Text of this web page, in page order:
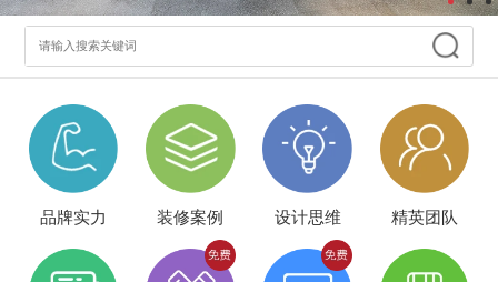
品牌实力 装修案例 设计思维 精英团队